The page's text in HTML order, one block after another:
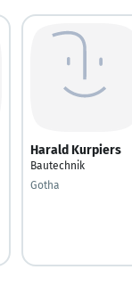
Harald Kurpiers
Bautechnik
Gotha